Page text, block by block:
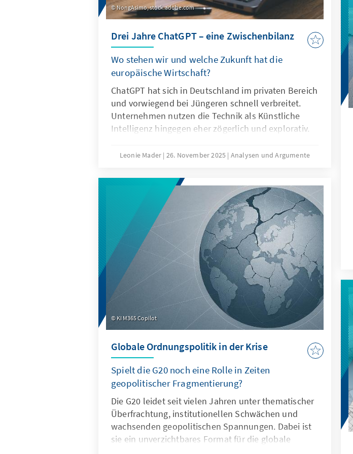
NongAsimo, stock.adobe.com
Drei Jahre ChatGPT – eine Zwischenbilanz
Wo stehen wir und welche Zukunft hat die
europäische Wirtschaft?
ChatGPT hat sich in Deutschland im privaten Bereich
und vorwiegend bei Jüngeren schnell verbreitet.
Unternehmen nutzen die Technik als Künstliche
Intelligenz hingegen eher zögerlich und explorativ.
Eigenschaften von ChatGPT, sondern auch
Spezifikation. Für Europa geht es deshalb nicht
darum, ChatGPT mit Verzögerung nachzubauen.
Vielmehr gilt es eigene Modelle zu entwickeln oder
außereuropäische so anzupassen, dass sie als
Produkte besser zu den institutionalisierten
Strukturen passen.
Leonie Mader 26. November 2025 Analysen und Argumente
KI M365 Copilot
Globale Ordnungspolitik in der Krise
Spielt die G20 noch eine Rolle in Zeiten
geopolitischer Fragmentierung?
Die G20 leidet seit vielen Jahren unter thematischer
Überfrachtung, institutionellen Schwächen und
wachsenden geopolitischen Spannungen. Dabei ist
sie ein unverzichtbares Format für die globale